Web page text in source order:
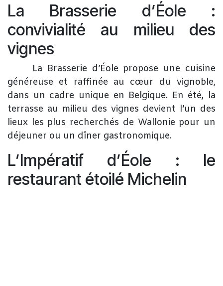
La Brasserie d’Éole :
convivialité au milieu des
vignes
​La Brasserie d’Éole propose une cuisine
généreuse et raffinée au cœur du vignoble,
dans un cadre unique en Belgique. En été, la
terrasse au milieu des vignes devient l’un des
lieux les plus recherchés de Wallonie pour un
déjeuner ou un dîner gastronomique.
L’Impératif d’Éole : le
restaurant étoilé Michelin